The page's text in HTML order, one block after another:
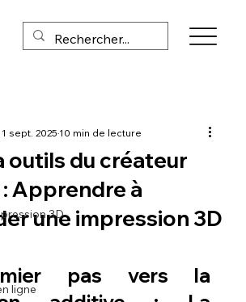
3D
ligne
outils du créateur
Apprendre à
une impression 3D
sept. 202510 min de lecture
pas vers la